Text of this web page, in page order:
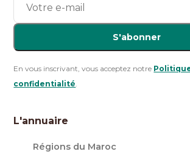
S'abonner
En vous inscrivant, vous acceptez notre
confidentialité.
L'annuaire
Régions du Maroc